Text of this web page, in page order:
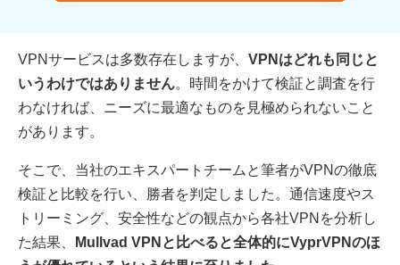
VPNサービスは多数存在しますが、 VPNはどれも同じと
いうわけではありません。時間をかけて検証と調査を行
わなければ、ニーズに最適なものを見極められないこと
があります。
そこで、当社のエキスパートチームと筆者がVPNの徹底
検証と比較を行い、勝者を判定しました。通信速度やス
トリーミング、安全性などの観点から各社VPNを分析し
た結果、
Mullvad VPNと比べると全体的にVyprVPNのほ